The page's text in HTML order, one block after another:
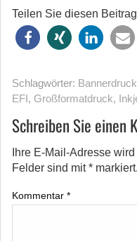
Teilen Sie diesen Beitrag
Schlagwörter: Bannerdruck
EFI, Großformatdruck,
Schreiben Sie einen
Ihre E-Mail-Adresse
Felder sind mit* markiert.
Kommentar *